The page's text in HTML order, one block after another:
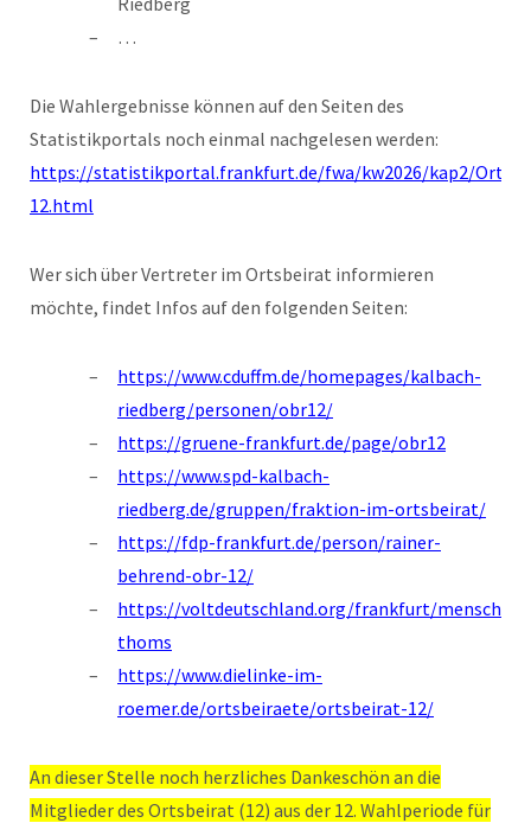
…
Die Wahlergebnisse können auf den Seiten des
Statistikportals noch einmal nachgelesen werden:
https://statistikportal.frankfurt.de/fwa/kw2026/kap2/
12.html
Wer sich über Vertreter im Ortsbeirat informieren
möchte, findet Infos auf den folgenden Seiten:
https://www.cduffm.de/homepages/kalbach-
riedberg/personen/obr12/
https://gruene-frankfurt.de/page/obr12
https://www.spd-kalbach-
riedberg.de/gruppen/fraktion-im-ortsbeirat/
https://fdp-frankfurt.de/person/rainer-
behrend-obr-12/
https://voltdeutschland.org/frankfurt/menschen/
thoms
https://www.dielinke-im-
roemer.de/ortsbeiraete/ortsbeirat-12/
An dieser Stelle noch herzliches Dankeschön an die
Mitglieder des Ortsbeirat (12) aus der 12. Wahlperiode für